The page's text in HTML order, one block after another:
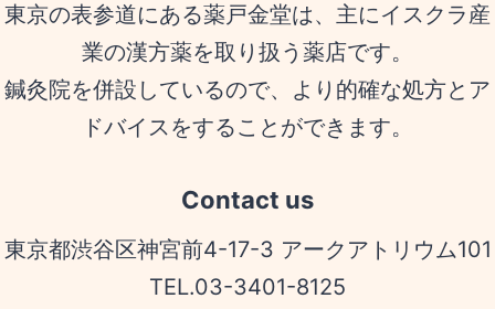
東京の表参道にある薬戸金堂は、主にイスクラ産
業の漢方薬を取り扱う薬店です。
鍼灸院を併設しているので、より的確な処方とア
ドバイスをすることができます。
Contact us
東京都渋谷区神宮前4-17-3 アークアトリウム101
TEL.03-3401-8125